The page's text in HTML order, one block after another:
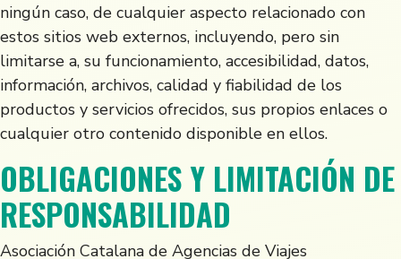
ningún caso, de cualquier aspecto relacionado con
estos sitios web externos, incluyendo, pero sin
limitarse a, su funcionamiento, accesibilidad, datos,
información, archivos, calidad y fiabilidad de los
productos y servicios ofrecidos, sus propios enlaces o
cualquier otro contenido disponible en ellos.
OBLIGACIONES Y LIMITACIÓN DE
RESPONSABILIDAD
Asociación Catalana de Agencias de Viajes